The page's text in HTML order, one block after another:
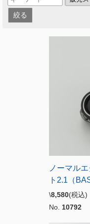
ノーマル
ト2.1（
\8,580(税込)
No. 10792